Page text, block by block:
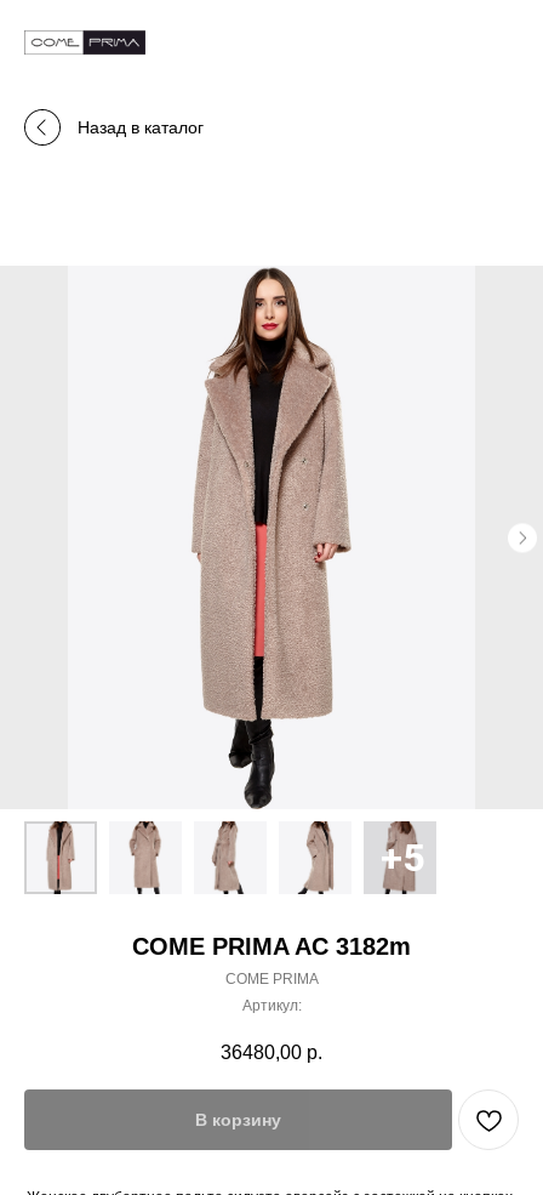
Назад в каталог
COME PRIMA AC 3182m
COME PRIMA
Артикул:
36480,00 р.
В корзину